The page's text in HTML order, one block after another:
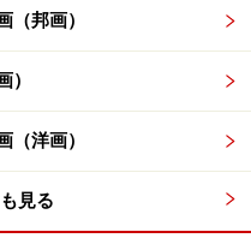
邦題
的であったり、映画を観
ものもあります。そのま
邦画）
洋画）
見る